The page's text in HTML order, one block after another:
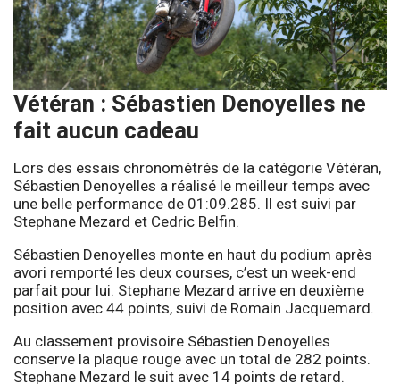
Vétéran : Sébastien Denoyelles ne
fait aucun cadeau
Lors des essais chronométrés de la catégorie Vétéran,
Sébastien Denoyelles a réalisé le meilleur temps avec
une belle performance de 01:09.285. Il est suivi par
Stephane Mezard et Cedric Belfin.
Sébastien Denoyelles monte en haut du podium après
avori remporté les deux courses, c’est un week-end
parfait pour lui. Stephane Mezard arrive en deuxième
position avec 44 points, suivi de Romain Jacquemard.
Au classement provisoire Sébastien Denoyelles
conserve la plaque rouge avec un total de 282 points.
Stephane Mezard le suit avec 14 points de retard.